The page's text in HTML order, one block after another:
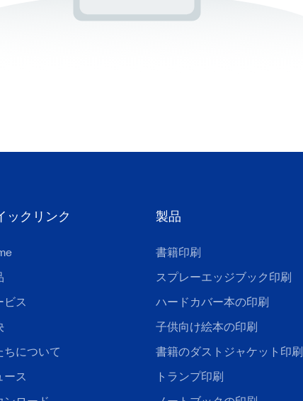
ックリンク
ビス
ちについて
ース
製品
書籍印刷
スプレーエッジブック印刷
ハードカバー本の印刷
子供向け絵本の印刷
書籍のダストジャケット印刷
トランプ印刷